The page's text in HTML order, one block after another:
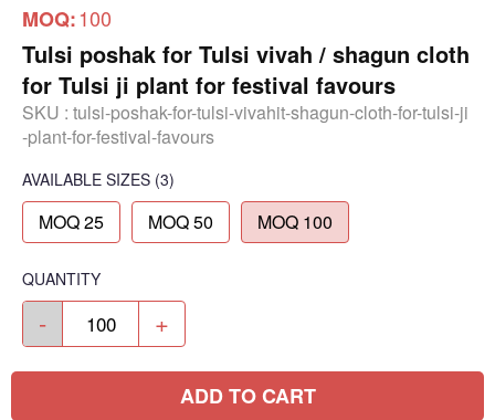
MOQ:100
Tulsi poshak for Tulsi vivah / shagun cloth
for Tulsi ji plant for festival favours
SKU : tulsi-poshak-for-tulsi-vivahit-shagun-cloth-for-tulsi-ji
-plant-for-festival-favours
AVAILABLE SIZES (3)
MOQ 25 MOQ 50 MOQ 100
QUANTITY
- +
ADD TO CART